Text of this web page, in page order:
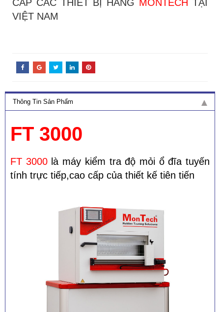
CẤP CÁC THIẾT BỊ HÃNG MONTECH TẠI
VIỆT NAM
Thông Tin Sản Phẩm
FT 3000
FT 3000 là máy kiểm tra độ mỏi ổ đĩa tuyến
tính trực tiếp,cao cấp của thiết kế tiên tiến